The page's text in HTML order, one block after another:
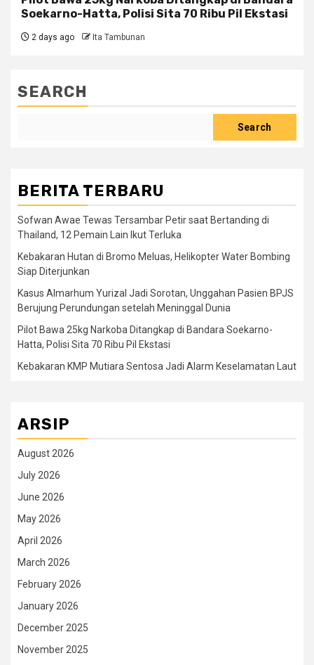
Soekarno-Hatta, Polisi Sita 70 Ribu Pil Ekstasi
2 days ago Ita Tambunan
SEARCH
Search
BERITA TERBARU
Sofwan Awae Tewas Tersambar Petir saat Bertanding di
Thailand, 12 Pemain Lain Ikut Terluka
Kebakaran Hutan di Bromo Meluas, Helikopter Water Bombing
Siap Diterjunkan
Kasus Almarhum Yurizal Jadi Sorotan, Unggahan Pasien BPJS
Berujung Perundungan setelah Meninggal Dunia
Pilot Bawa 25kg Narkoba Ditangkap di Bandara Soekarno-
Hatta, Polisi Sita 70 Ribu Pil Ekstasi
Kebakaran KMP Mutiara Sentosa Jadi Alarm Keselamatan Laut
ARSIP
August 2026
July 2026
June 2026
May 2026
April 2026
March 2026
February 2026
January 2026
December 2025
November 2025